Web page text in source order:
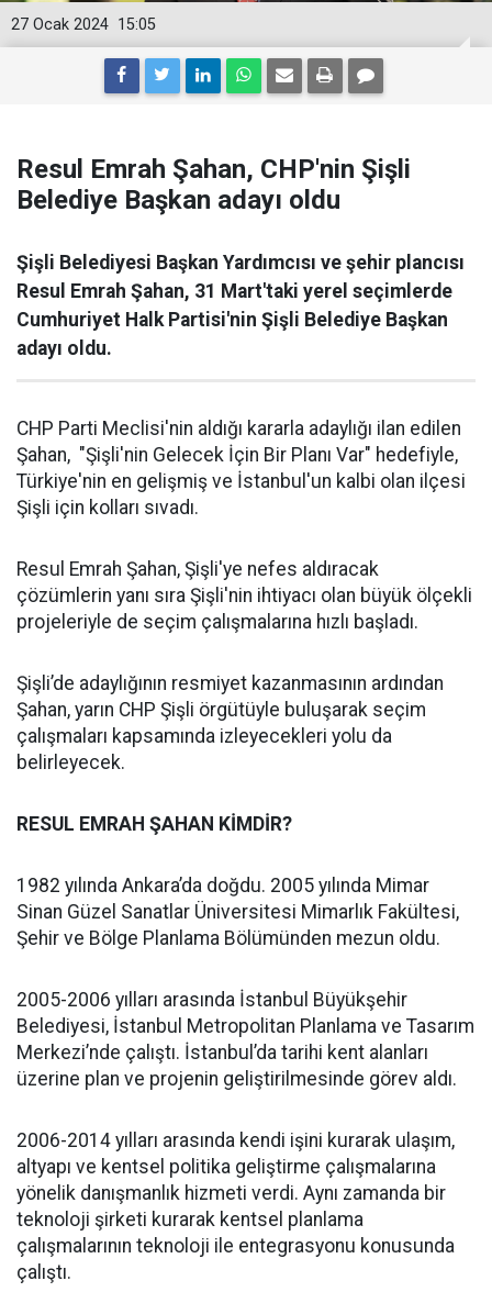
15:05
27 Ocak 2024
Resul Emrah Şahan, CHP'nin Şişli
Belediye Başkan adayı oldu
Şişli Belediyesi Başkan Yardımcısı ve şehir plancısı
Resul Emrah Şahan, 31 Mart'taki yerel seçimlerde
Cumhuriyet Halk Partisi'nin Şişli Belediye Başkan
adayı oldu.
CHP Parti Meclisi'nin aldığı kararla adaylığı ilan edilen
Şahan, "Şişli'nin Gelecek İçin Bir Planı Var" hedefiyle,
Türkiye'nin en gelişmiş ve İstanbul'un kalbi olan ilçesi
Şişli için kolları sıvadı.
Resul Emrah Şahan, Şişli'ye nefes aldıracak
çözümlerin yanı sıra Şişli'nin ihtiyacı olan büyük ölçekli
projeleriyle de seçim çalışmalarına hızlı başladı.
Şişli’de adaylığının resmiyet kazanmasının ardından
Şahan, yarın CHP Şişli örgütüyle buluşarak seçim
çalışmaları kapsamında izleyecekleri yolu da
belirleyecek.
RESUL EMRAH ŞAHAN KİMDİR?
1982 yılında Ankara’da doğdu. 2005 yılında Mimar
Sinan Güzel Sanatlar Üniversitesi Mimarlık Fakültesi,
Şehir ve Bölge Planlama Bölümünden mezun oldu.
2005-2006 yılları arasında İstanbul Büyükşehir
Belediyesi, İstanbul Metropolitan Planlama ve Tasarım
Merkezi’nde çalıştı. İstanbul’da tarihi kent alanları
üzerine plan ve projenin geliştirilmesinde görev aldı.
2006-2014 yılları arasında kendi işini kurarak ulaşım,
altyapı ve kentsel politika geliştirme çalışmalarına
yönelik danışmanlık hizmeti verdi. Aynı zamanda bir
teknoloji şirketi kurarak kentsel planlama
çalışmalarının teknoloji ile entegrasyonu konusunda
çalıştı.